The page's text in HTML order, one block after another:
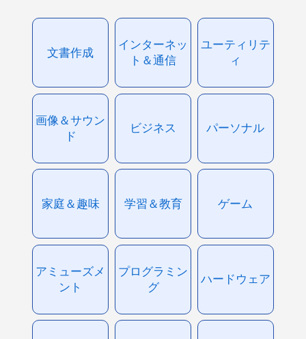
文書作成
インターネッ
ト＆通信
ユーティリテ
ィ
画像＆サウン
ド
ビジネス パーソナル
家庭＆趣味 学習＆教育 ゲーム
アミューズメ
ント
プログラミン
グ
ハードウェア